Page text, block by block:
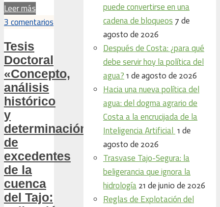
Leer más
3 comentarios
Tesis
Doctoral
«Concepto,
análisis
histórico
y
determinación
de
excedentes
de la
cuenca
del Tajo:
puede convertirse en una
cadena de bloqueos 7 de
agosto de 2026
Después de Costa: ¿para qué
debe servir hoy la política del
agua? 1 de agosto de 2026
Hacia una nueva política del
agua: del dogma agrario de
Costa a la encrucijada de la
Inteligencia Artificial 1 de
agosto de 2026
Trasvase Tajo-Segura: la
beligerancia que ignora la
hidrología 21 de junio de 2026
Reglas de Explotación del